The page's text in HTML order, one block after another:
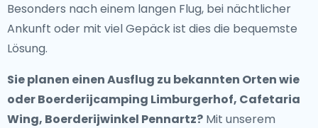
Besonders nach einem langen Flug, bei nächtlicher
Ankunft oder mit viel Gepäck ist dies die bequemste
Lösung.
Sie planen einen Ausflug zu bekannten Orten wie
oder Boerderijcamping Limburgerhof, Cafetaria
Wing, Boerderijwinkel Pennartz? Mit unserem